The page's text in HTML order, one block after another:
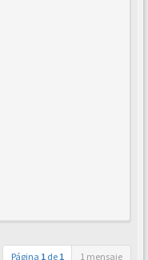
Página 1 de 1 1 mensaje